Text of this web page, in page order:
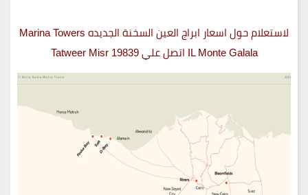
لاستعلام حول اسعار ابراج العين السخنة الجديده Marina Towers
IL Monte Galala اتصل علي 19839 Tatweer Misr